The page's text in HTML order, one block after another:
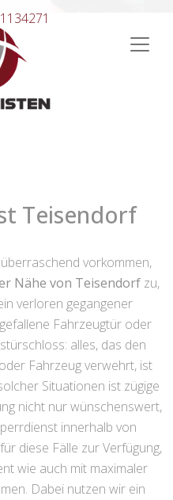
Teisendorf
vorkommen,
Nähe von Teisendorfzu,
verloren gegangener
Fahrzeugtür oder
alles, das den
Fahrzeug verwehrt, ist
Situationen ist zügige
nicht nur wünschenswert,
innerhalb von
diese Fälle zur Verfügung,
wie auch mit maximaler
Dabei nutzen wir ein